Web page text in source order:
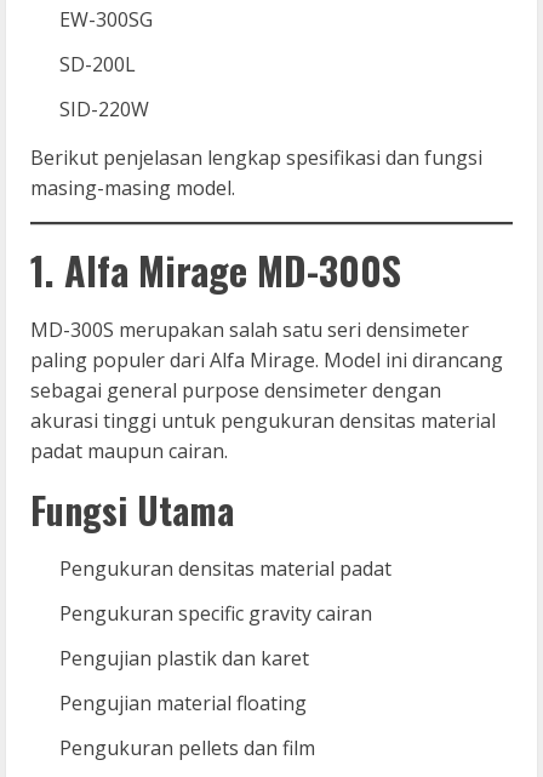
EW-300SG
SD-200L
SID-220W
Berikut penjelasan lengkap spesifikasi dan fungsi
masing-masing model.
1. Alfa Mirage MD-300S
MD-300S merupakan salah satu seri densimeter
paling populer dari Alfa Mirage. Model ini dirancang
sebagai general purpose densimeter dengan
akurasi tinggi untuk pengukuran densitas material
padat maupun cairan.
Fungsi Utama
Pengukuran densitas material padat
Pengukuran specific gravity cairan
Pengujian plastik dan karet
Pengujian material floating
Pengukuran pellets dan film